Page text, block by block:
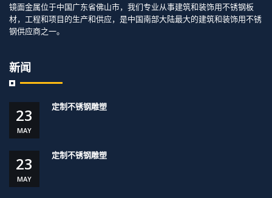
镜面金属位于中国广东省佛山市，我们专业从事建筑和装饰用不锈钢板
材，工程和项目的生产和供应，是中国南部大陆最大的建筑和装饰用不锈
钢供应商之一。
新闻
23
MAY
定制不锈钢雕塑
23
MAY
定制不锈钢雕塑